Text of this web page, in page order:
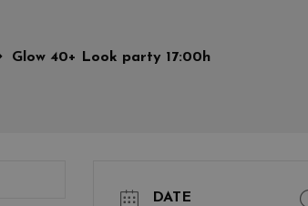
Glow 40+ Look party 17:00h
DATE